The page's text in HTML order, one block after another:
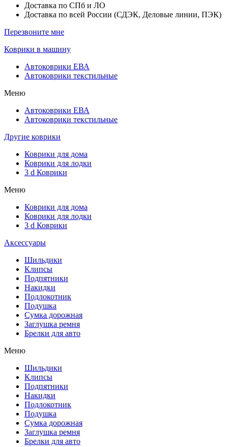
Доставка по СПб и ЛО
Доставка по всей России (СДЭК, Деловые линии, ПЭК)
Перезвоните мне
Коврики в машину
Автоковрики ЕВА
Автоковрики текстильные
Меню
Автоковрики ЕВА
Автоковрики текстильные
Другие коврики
Коврики для дома
Коврики для лодки
3 d Коврики
Меню
Коврики для дома
Коврики для лодки
3 d Коврики
Аксессуары
Шильдики
Клипсы
Подпятники
Накидки
Подлокотник
Подушка
Сумка дорожная
Заглушка ремня
Брелки для авто
Меню
Шильдики
Клипсы
Подпятники
Накидки
Подлокотник
Подушка
Сумка дорожная
Заглушка ремня
Брелки для авто